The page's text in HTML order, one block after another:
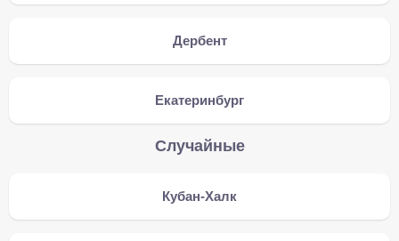
Дербент
Екатеринбург
Случайные
Кубан-Халк